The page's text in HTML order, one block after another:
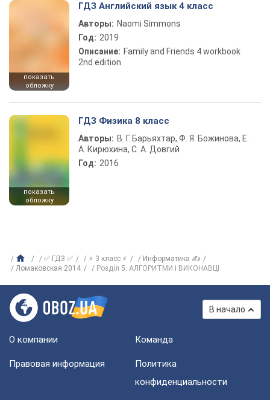
показать
обложку
ГДЗ Английский язык 4 класс
Авторы: Naomi Simmons
Год: 2019
Описание: Family and Friends 4 workbook
2nd edition
показать
обложку
ГДЗ Физика 8 класс
Авторы: В. Г. Барьяхтар, Ф. Я. Божинова, Е.
А. Кирюхина, С. А. Довгий
Год: 2016
✅ ГДЗ ✅ ⚡ 3 класс ⚡
Информатика ✍
Ломаковская 2014
Розділ 5. АЛГОРИТМИ І ВИКОНАВЦІ
В начало
О компании Команда
Правовая информация
Политика
конфиденциальности